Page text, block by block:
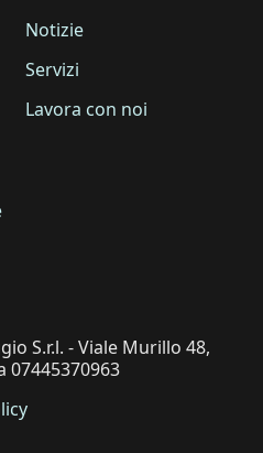
Notizie
Servizi
Lavora con noi
S.r.l. - Viale Murillo 48,
07445370963